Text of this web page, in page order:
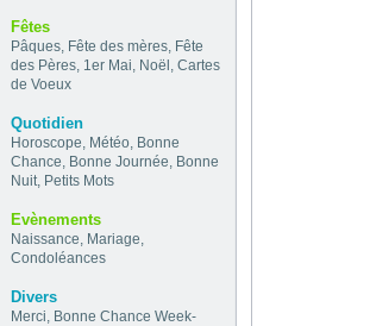
Fêtes
Pâques, Fête des mères, Fête
des Pères, 1er Mai, Noël , Cartes
de Voeux
Quotidien
Horoscope, Météo, Bonne
Chance, Bonne Journée, Bonne
Nuit, Petits Mots
Evènements
Naissance, Mariage,
Condoléances
Divers
Merci, Bonne Chance Week-